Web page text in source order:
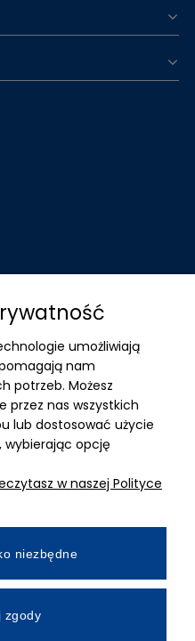
umożliwiają
nam
potrzeb. Możesz
przez nas wszystkich
lub dostosować użycie
wybierając opcję
w naszej Polityce
niezbędne
zgody